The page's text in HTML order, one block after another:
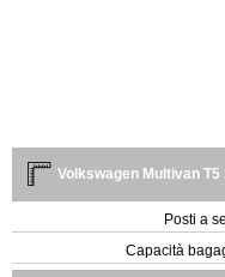
Volkswagen Multivan
Posti a
Capacità